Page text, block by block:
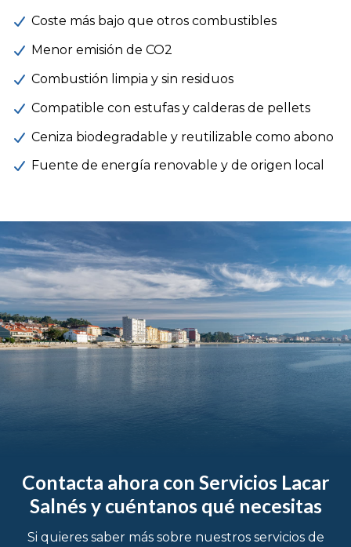
Coste más bajo que otros combustibles
Menor emisión de CO2
Combustión limpia y sin residuos
Compatible con estufas y calderas de pellets
Ceniza biodegradable y reutilizable como abono
Fuente de energía renovable y de origen local
Contacta ahora con Servicios Lacar
Salnés y cuéntanos qué necesitas
Si quieres saber más sobre nuestros servicios de